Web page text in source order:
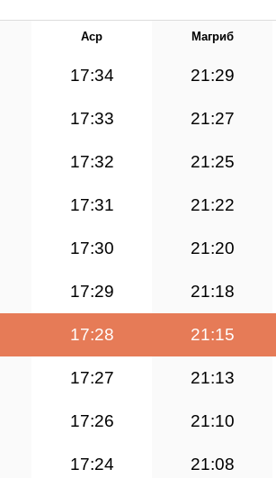
Аср Магриб
17:34 21:29
17:33 21:27
17:32 21:25
17:31 21:22
17:30 21:20
17:29 21:18
17:28 21:15
17:27 21:13
17:26 21:10
17:24 21:08